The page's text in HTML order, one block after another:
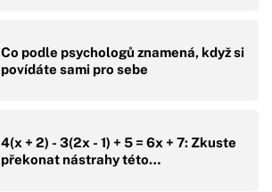
Co podle psychologů znamená, když si
povídáte sami pro sebe
4(x + 2) - 3(2x - 1) + 5 = 6x + 7: Zkuste
překonat nástrahy této…